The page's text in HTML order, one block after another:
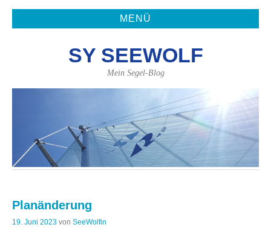
MENÜ
SY SEEWOLF
Mein Segel-Blog
Planänderung
19. Juni 2023 von SeeWolfin